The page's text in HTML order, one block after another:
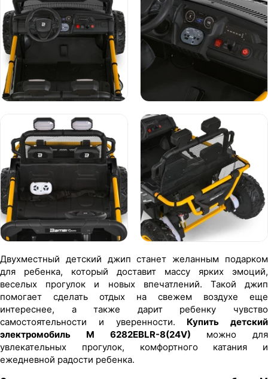
Двухместный детский джип станет желанным подарком
для ребенка, который доставит массу ярких эмоций,
веселых прогулок и новых впечатлений. Такой джип
помогает сделать отдых на свежем воздухе еще
интереснее, а также дарит ребенку чувство
самостоятельности и уверенности. Купить детский
электромобиль M 6282EBLR-8(24V) можно для
увлекательных прогулок, комфортного катания и
ежедневной радости ребенка.